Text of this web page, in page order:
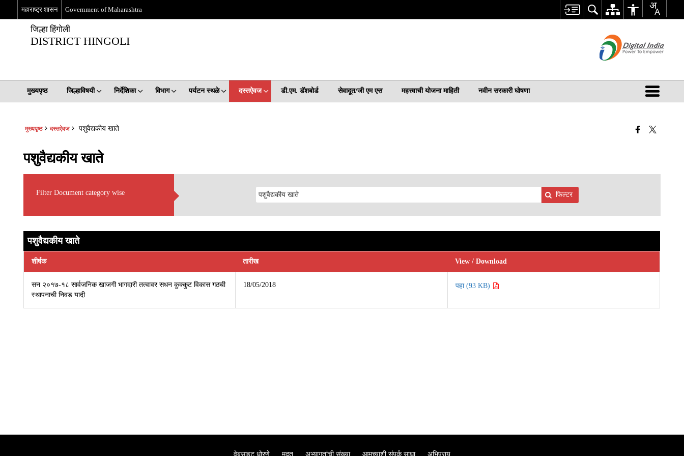
महाराष्ट्र शासन Government of Maharashtra
जिल्हा हिंगोली
DISTRICT HINGOLI
मुख्यपृष्ठ जिल्हाविषयी निर्देशिका विभाग पर्यटन स्थळे दस्तऐवज डी.एम. डॅशबोर्ड सेवादूत/जी एम एस महत्त्वाची योजना माहिती नवीन सरकारी घोषणा
मुख्यपृष्ठ दस्तऐवज पशुवैद्यकीय खाते
पशुवैद्यकीय खाते
Filter Document category wise फिल्टर
पशुवैद्यकीय खाते
शीर्षक तारीख View / Download
सन २०१७-१८ सार्वजनिक खाजगी भागदारी तत्वावर सधन कुक्कुट विकास गठची
स्थापनाची निवड यादी
18/05/2018 पहा (93 KB)
वेबसाइट धोरणे मदत अभ्यागतांची संख्या आमच्याशी संपर्क साधा अभिप्राय